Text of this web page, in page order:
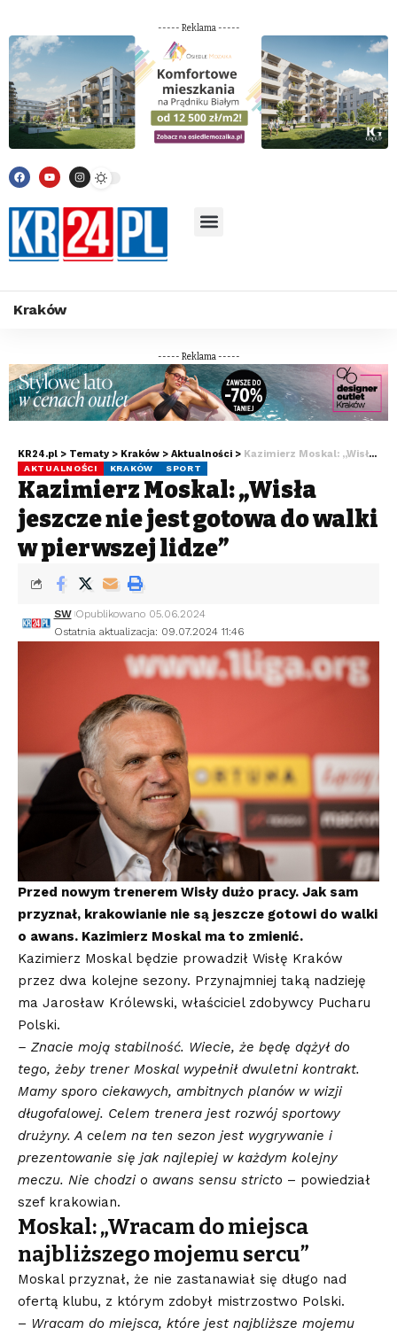
----- Reklama -----
Kraków
----- Reklama -----
KR24.pl > Tematy > Kraków > Aktualności > Kazimierz Moskal: „Wisła jeszcze nie jest gotowa do walki w pierwszej lidze”
AKTUALNOŚCI KRAKÓW SPORT
Kazimierz Moskal: „Wisła
jeszcze nie jest gotowa do walki
w pierwszej lidze”
Ostatnia aktualizacja: 09.07.2024 11:46
SW Opublikowano 05.06.2024
Przed nowym trenerem Wisły dużo pracy. Jak sam
przyznał, krakowianie nie są jeszcze gotowi do walki
o awans. Kazimierz Moskal ma to zmienić.
Kazimierz Moskal będzie prowadził Wisłę Kraków
przez dwa kolejne sezony. Przynajmniej taką nadzieję
ma Jarosław Królewski, właściciel zdobywcy Pucharu
Polski.
– Znacie moją stabilność. Wiecie, że będę dążył do
tego, żeby trener Moskal wypełnił dwuletni kontrakt.
Mamy sporo ciekawych, ambitnych planów w wizji
długofalowej. Celem trenera jest rozwój sportowy
drużyny. A celem na ten sezon jest wygrywanie i
prezentowanie się jak najlepiej w każdym kolejny
meczu. Nie chodzi o awans sensu stricto – powiedział
szef krakowian.
Moskal: „Wracam do miejsca
najbliższego mojemu sercu”
Moskal przyznał, że nie zastanawiał się długo nad
ofertą klubu, z którym zdobył mistrzostwo Polski.
– Wracam do miejsca, które jest najbliższe mojemu